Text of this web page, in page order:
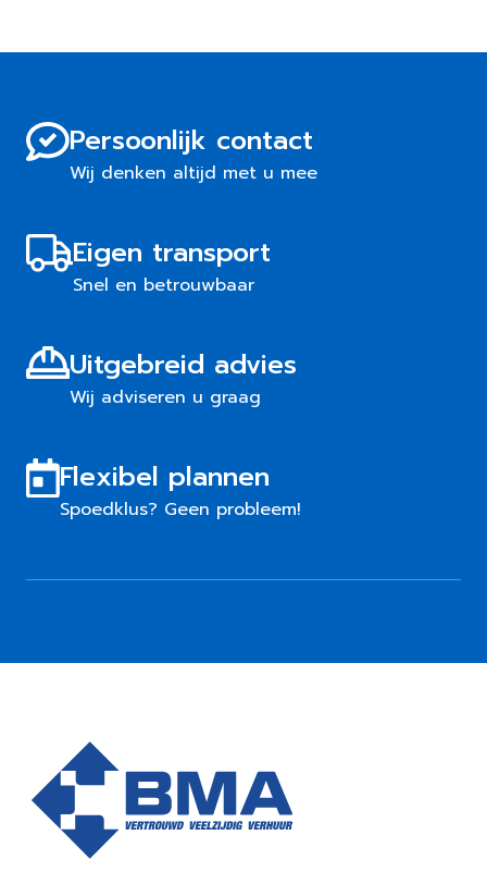
Persoonlijk contact
Wij denken altijd met u mee
Eigen transport
Snel en betrouwbaar
Uitgebreid advies
Wij adviseren u graag
Flexibel plannen
Spoedklus? Geen probleem!